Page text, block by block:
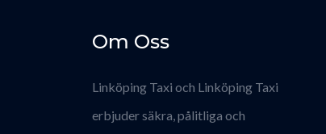
Om Oss
Linköping Taxi och Linköping Taxi
erbjuder säkra, pålitliga och